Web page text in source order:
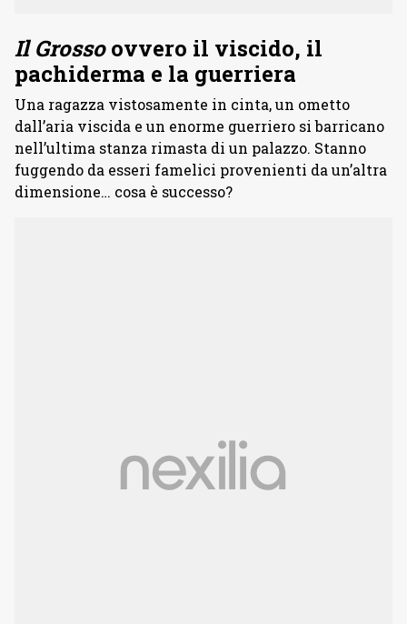
Il Grossoovvero il viscido, il
pachiderma e la guerriera
Una ragazza vistosamente in cinta, un ometto
dall’aria viscida e un enorme guerriero si barricano
nell’ultima stanza rimasta di un palazzo. Stanno
fuggendo da esseri famelici provenienti da un’altra
dimensione… cosa è successo?